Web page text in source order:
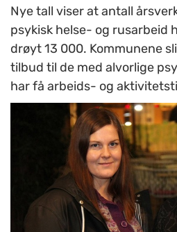
Nye tall viser at antall
psykisk helse- og rusarbeid
drøyt 13 000. Kommunene
tilbud til de med alvorlige
har få arbeids- og